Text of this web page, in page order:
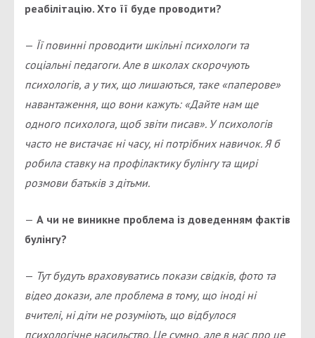
реабілітацію. Хто її буде проводити?
— Її повинні проводити шкільні психологи та
соціальні педагоги. Але в школах скорочують
психологів, а у тих, що лишаються, таке «паперове»
навантаження, що вони кажуть: «Дайте нам ще
одного психолога, щоб звіти писав». У психологів
часто не вистачає ні часу, ні потрібних навичок. Я б
робила ставку на профілактику булінгу та щирі
розмови батьків з дітьми.
— А чи не виникне проблема із доведенням фактів
булінгу?
— Тут будуть враховуватись покази свідків, фото та
відео докази, але проблема в тому, що іноді ні
вчителі, ні діти не розуміють, що відбулося
психологічне насильство. Це сумно, але в нас про це